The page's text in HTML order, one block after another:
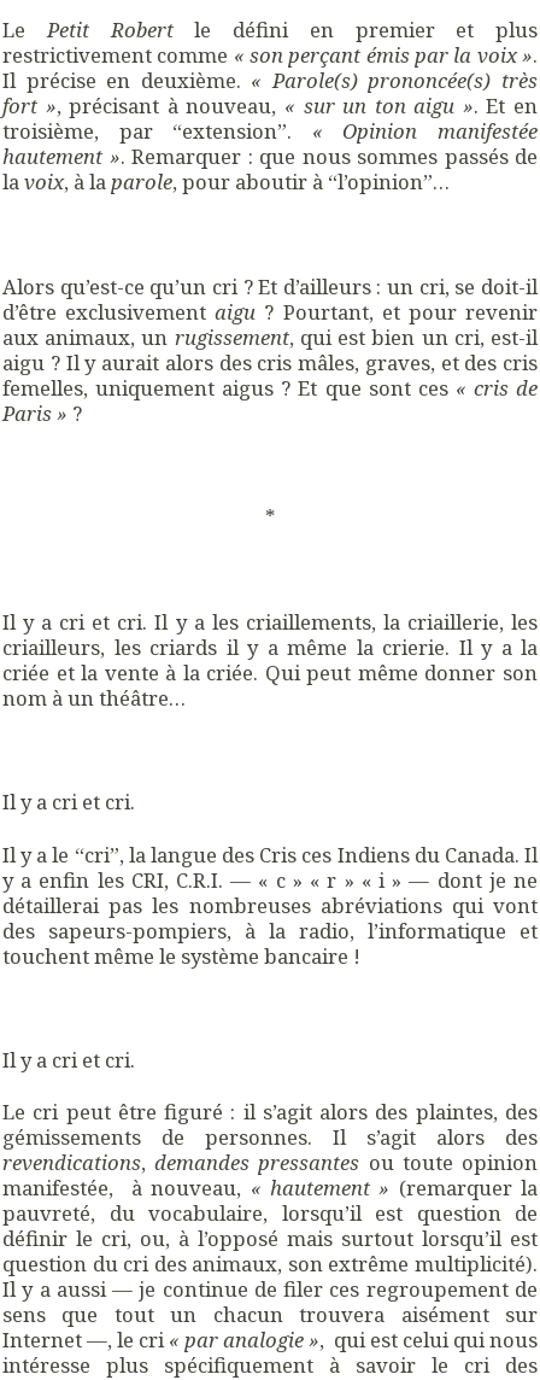
LePetit Robertle défini en premier et plus
restrictivement comme « son perçant émis par la voix ».
Il précise en deuxième. « Parole(s) prononcée(s) très
fort », précisant à nouveau, « sur un ton aigu ». Et en
troisième, par “extension”. « Opinion manifestée
hautement ». Remarquer : que nous sommes passés de
lavoix, à laparole, pour aboutir à “l’opinion”…
Alors qu’est-ce qu’un cri ? Et d’ailleurs : un cri, se doit-il
d’être exclusivementaigu ? Pourtant, et pour revenir
aux animaux, un rugissement, qui est bien un cri, est-il
aigu ? Il y aurait alors des cris mâles, graves, et des cris
femelles, uniquement aigus ? Et que sont ces « cris de
Paris » ?
*
Il y a cri et cri. Il y a les criaillements, la criaillerie, les
criailleurs, les criards il y a même la crierie. Il y a la
criée et la vente à la criée. Qui peut même donner son
nom à un théâtre…
Il y a cri et cri.
Il y a le “cri”, la langue des Cris ces Indiens du Canada. Il
y a enfin les CRI, C.R.I. — « c » « r » « i » — dont je ne
détaillerai pas les nombreuses abréviations qui vont
des sapeurs-pompiers, à la radio, l’informatique et
touchent même le système bancaire !
Il y a cri et cri.
Le cri peut être figuré : il s’agit alors des plaintes, des
gémissements de personnes. Il s’agit alors des
revendications,demandes pressantes ou toute opinion
manifestée, à nouveau, « hautement » (remarquer la
pauvreté, du vocabulaire, lorsqu’il est question de
définir le cri, ou, à l’opposé mais surtout lorsqu’il est
question du cri des animaux, son extrême multiplicité).
Il y a aussi — je continue de filer ces regroupement de
sens que tout un chacun trouvera aisément sur
Internet —, le cri« par analogie », qui est celui qui nous
intéresse plus spécifiquement à savoir le cri des